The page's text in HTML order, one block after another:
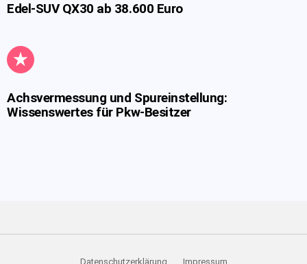
Edel-SUV QX30 ab 38.600 Euro
Achsvermessung und Spureinstellung:
Wissenswertes für Pkw-Besitzer
Datenschutzerklärung Impressum